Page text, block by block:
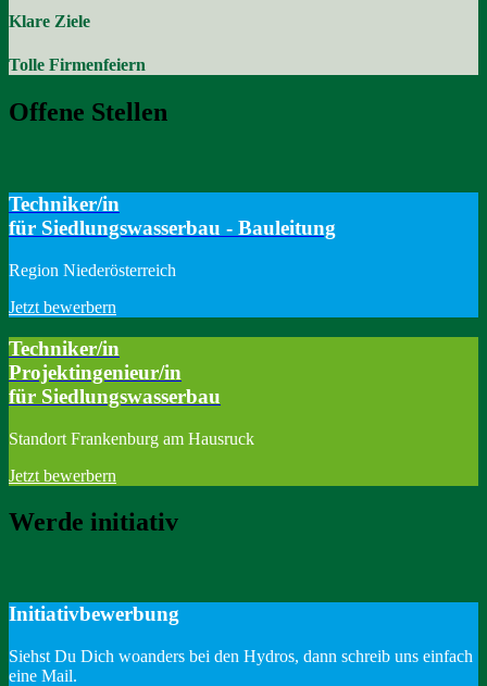
Klare Ziele
Tolle Firmenfeiern
Offene Stellen
Techniker/in
für Siedlungswasserbau - Bauleitung
Region Niederösterreich
Jetzt bewerbern
Techniker/in
Projektingenieur/in
für Siedlungswasserbau
Standort Frankenburg am Hausruck
Jetzt bewerbern
Werde initiativ
Initiativbewerbung
Siehst Du Dich woanders bei den Hydros, dann schreib uns einfach
eine Mail.